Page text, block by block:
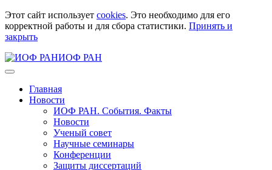
Этот сайт использует cookies. Это необходимо для его
корректной работы и для сбора статистики. Принять и
закрыть
ИОФ РАН
Главная
Новости
ИОФ РАН. События. Факты
Новости
Ученый совет
Научные семинары
Конференции
Защиты диссертаций